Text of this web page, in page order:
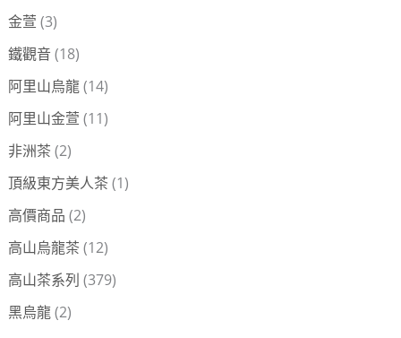
金萱 (3)
鐵觀音 (18)
阿里山烏龍(14)
阿里山金萱 (11)
非洲茶 (2)
頂級東方美人茶 (1)
高價商品 (2)
高山烏龍茶 (12)
高山茶系列 (379)
黑烏龍(2)